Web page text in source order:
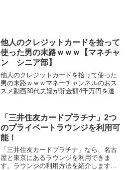
他人のクレジットカードを拾って
使った男の末路ｗｗｗ【マネチャ
ン シニア部】
他人のクレジットカードを拾って使った
男の末路ｗｗｗマネーチャンネルのおス
スメ動画30代夫婦が貯金額4千万円を達成
簡単貯金術】４つの通帳を使うだけ！イ
ヤでもお金が貯まる...
「三井住友カードプラチナ」2つ
のプライベートラウンジを利用可
能！
「三井住友カードプラチナ」なら、名古
屋と東京にあるラウンジを利用できま
す。ラウンジの利用方法を紹介します。